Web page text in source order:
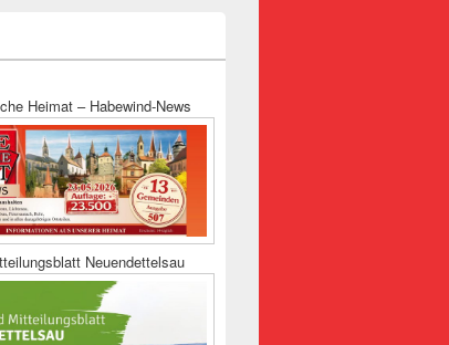
Heimat – Habewind-News
Neuendettelsau